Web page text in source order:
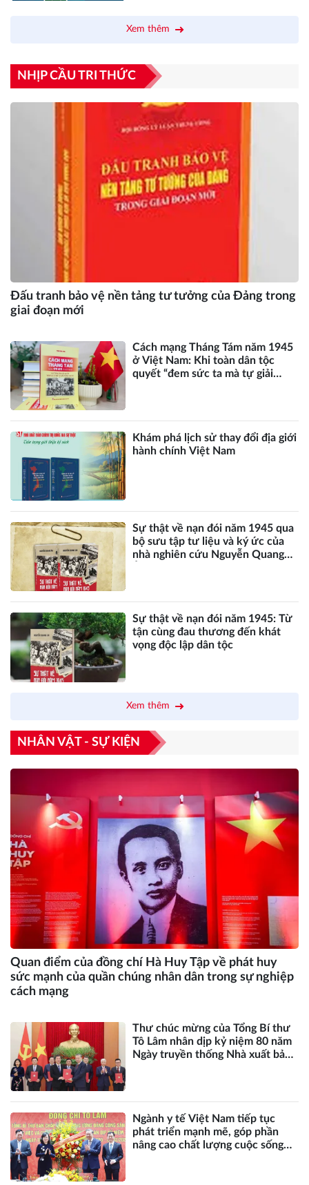
Xem thêm
NHỊP CẦU TRI THỨC
Đấu tranh bảo vệ nền tảng tư tưởng của Đảng trong
giai đoạn mới
Cách mạng Tháng Tám năm 1945
ở Việt Nam: Khi toàn dân tộc
quyết “đem sức ta mà tự giải
Tháng Tám
Khám phá lịch sử thay đổi địa giới
hành chính Việt Nam
Sự thật về nạn đói năm 1945 qua
bộ sưu tập tư liệu và ký ức của
nhà nghiên cứu Nguyễn Quang
Sự thật về nạn đói năm 1945: Từ
tận cùng đau thương đến khát
vọng độc lập dân tộc
Xem thêm
NHÂN VẬT - SỰ KIỆN
Quan điểm của đồng chí Hà Huy Tập về phát huy
sức mạnh của quần chúng nhân dân trong sự nghiệp
cách mạng
Thư chúc mừng của Tổng Bí thư
Tô Lâm nhân dịp kỷ niệm 80 năm
Ngày truyền thống Nhà xuất bản
Ngành y tế Việt Nam tiếp tục
phát triển mạnh mẽ, góp phần
nâng cao chất lượng cuộc sống